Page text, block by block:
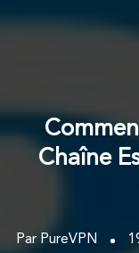
Chaîne
Par PureVPN